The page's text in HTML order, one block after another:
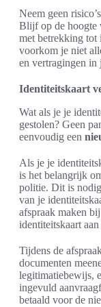
Neem geen
Blijf op de hoogte
met betrekking tot
voorkom je niet
en vertragingen in
Identiteitskaart
Wat als je je
gestolen? Geen
eenvoudig een
Als je je
is het belangrijk
politie. Dit is
van je
afspraak maken
identiteitskaart
Tijdens de
documenten
legitimatiebewijs,
ingevuld
betaald voor de